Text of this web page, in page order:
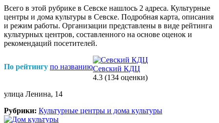
Всего в этой рубрике в Севске нашлось 2 адреса. Культурные
центры и дома культуры в Севске. Подробная карта, описания
и режим работы. Организации представлены в виде рейтинга
культурных центров, составленного на основе оценок и
рекомендаций посетителей.
По рейтингу по названиюСевский КДЦ
4.3 (134 оценки)
улица Ленина, 14
Рубрики: Культурные центры и дома культуры